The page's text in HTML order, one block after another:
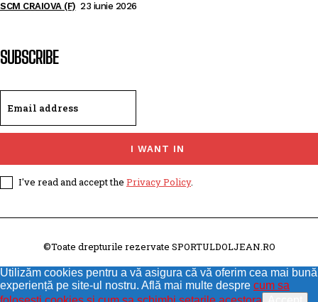
SCM CRAIOVA (F) 23 iunie 2026
SUBSCRIBE
I WANT IN
I've read and accept the Privacy Policy.
©Toate drepturile rezervate SPORTULDOLJEAN.RO
Utilizăm cookies pentru a vă asigura că vă oferim cea mai bună
experiență pe site-ul nostru. Află mai multe despre cum sa